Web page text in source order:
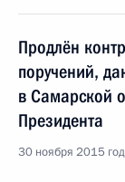
Продлён
поручений,
в Самарской
Президента
30 ноября 2015